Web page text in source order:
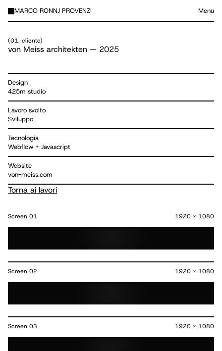
MARCO RONNJ PROVENZI Menu
(01. cliente)
von Meiss architekten — 2025
Design
425m studio
Lavoro svolto
Sviluppo
Tecnologia
Webflow + Javascript
Website
von-meiss.com
Torna ai lavori
Screen 01 1920 x 1080
Screen 02 1920 x 1080
Screen 03 1920 x 1080